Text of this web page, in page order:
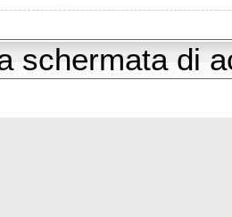
schermata di